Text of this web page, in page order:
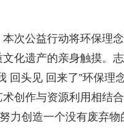
次公益行动将环保理
化遗产的亲身触摸。
回头见 回来了”环保
创作与资源利用相结
力创造一个没有废弃物